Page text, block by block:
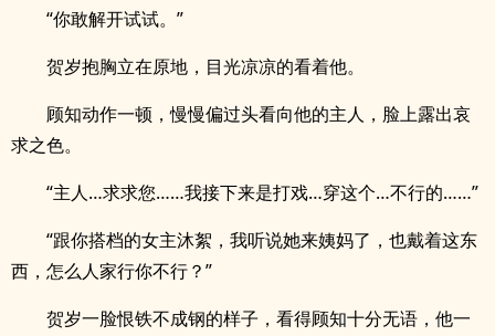
“你敢解开试试。”
贺岁抱胸立在原地，目光凉凉的看着他。
顾知动作一顿，慢慢偏过头看向他的主人，脸上露出哀
求之色。
“主人…求求您……我接下来是打戏…穿这个…不行的……”
“跟你搭档的女主沐絮，我听说她来姨妈了，也戴着这东
西，怎么人家行你不行？”
贺岁一脸恨铁不成钢的样子，看得顾知十分无语，他一